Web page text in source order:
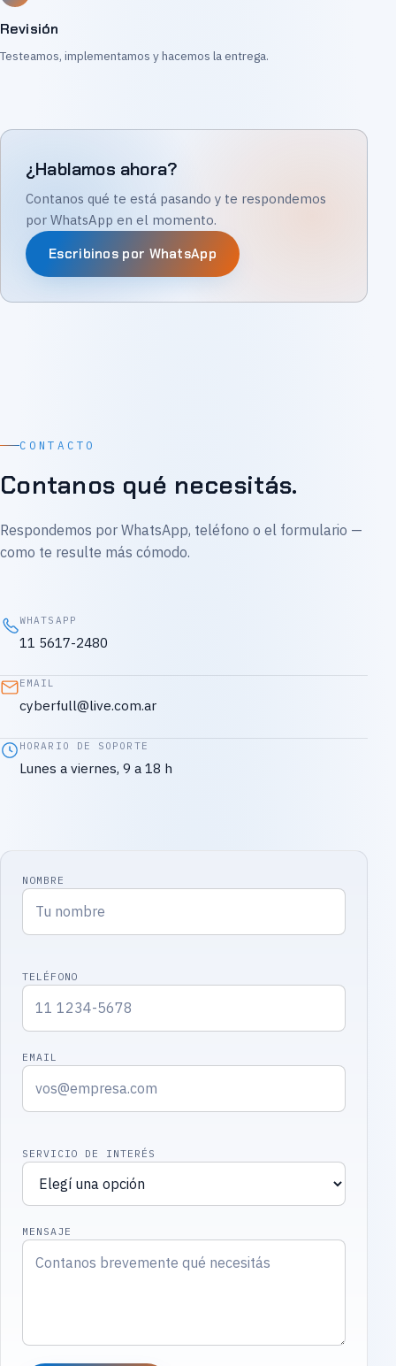
Revisión
Testeamos, implementamos y hacemos la entrega.
¿Hablamos ahora?
Contanos qué te está pasando y te respondemos
por WhatsApp en el momento.
Escribinos por WhatsApp
CONTACTO
Contanos qué necesitás.
Respondemos por WhatsApp, teléfono o el formulario —
como te resulte más cómodo.
WHATSAPP
11 5617-2480
EMAIL
cyberfull@live.com.ar
HORARIO DE SOPORTE
Lunes a viernes, 9 a 18 h
NOMBRE
TELÉFONO
EMAIL
SERVICIO DE INTERÉS
MENSAJE